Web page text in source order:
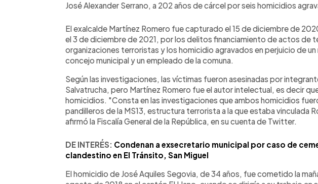
José Alexander Serrano, a 202 años de cárcel por seis homicidios
El exalcalde Martínez Romero fue capturado el 15 de diciembre de
el 3 de diciembre de 2021, por los delitos financiamiento de actos de
organizaciones terroristas y los homicidio agravados en perjuicio de
concejo municipal y un empleado de la comuna.
Según las investigaciones, las víctimas fueron asesinadas por
Salvatrucha, pero Martínez Romero fue el autor intelectual, es decir
homicidios. "Consta en las investigaciones que ambos homicidios
pandilleros de la MS13, estructura terrorista a la que estaba vinculada
afirmó la Fiscalía General de la República, en su cuenta de Twitter.
DE INTERÉS: Condenan a exsecretario municipal por caso de
clandestino en El Tránsito, San Miguel
El homicidio de José Aquiles Segovia, de 34 años, fue cometido la